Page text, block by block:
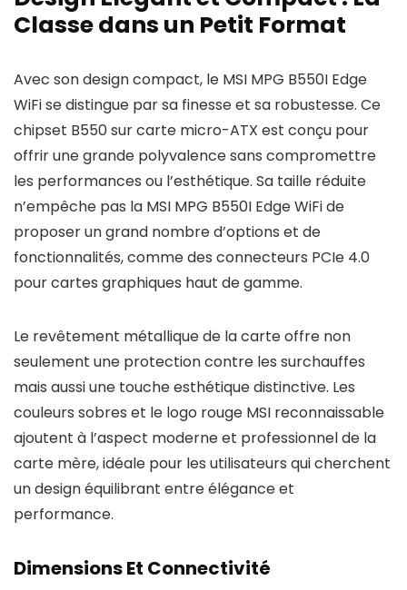
Classe dans un Petit Format
Avec son design compact, le MSI MPG B550I Edge
WiFi se distingue par sa finesse et sa robustesse. Ce
chipset B550 sur carte micro-ATX est conçu pour
offrir une grande polyvalence sans compromettre
les performances ou l’esthétique. Sa taille réduite
n’empêche pas la MSI MPG B550I Edge WiFi de
proposer un grand nombre d’options et de
fonctionnalités, comme des connecteurs PCIe 4.0
pour cartes graphiques haut de gamme.
Le revêtement métallique de la carte offre non
seulement une protection contre les surchauffes
mais aussi une touche esthétique distinctive. Les
couleurs sobres et le logo rouge MSI reconnaissable
ajoutent à l’aspect moderne et professionnel de la
carte mère, idéale pour les utilisateurs qui cherchent
un design équilibrant entre élégance et
performance.
Dimensions Et Connectivité